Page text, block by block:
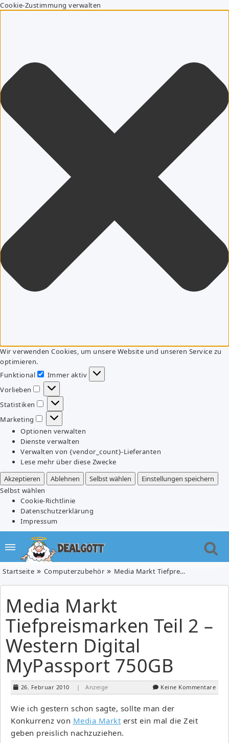
Cookie-Zustimmung verwalten
Wir verwenden Cookies, um unsere Website und unseren Service zu
optimieren.
Funktional
Funktional
Immer aktiv
Vorlieben
Vorlieben
Statistiken
Statistiken
Marketing
Marketing
Optionen verwalten
Dienste verwalten
Verwalten von {vendor_count}-Lieferanten
Lese mehr über diese Zwecke
Akzeptieren
Ablehnen Selbst wählen
Einstellungen speichern
Selbst wählen
Cookie-Richtlinie
Datenschutzerklärung
Impressum
Startseite Computerzubehör Media Markt Tiefpreismarken Teil 2 – Western Digital MyPassport 750GB
Media Markt
Tiefpreismarken Teil 2 –
Western Digital
MyPassport 750GB
26. Februar 2010 | Anzeige Keine Kommentare
Wie ich gestern schon sagte, sollte man der
Konkurrenz von Media Markt erst ein mal die Zeit
geben preislich nachzuziehen.